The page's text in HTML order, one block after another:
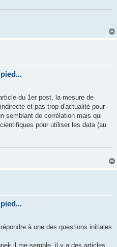
du 1er post, la mesure de
et pas trop d'actualité pour
semblant de corrélation mais qui
pour utiliser les data (au
à une des questions initiales
il me semble, il y a des articles